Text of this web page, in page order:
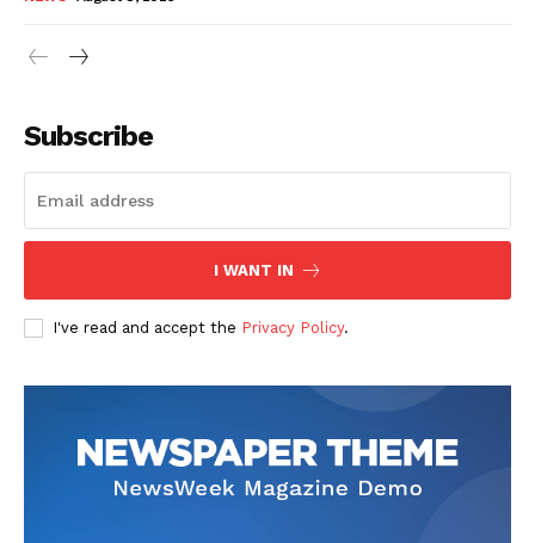
Subscribe
I WANT IN
I've read and accept the Privacy Policy.